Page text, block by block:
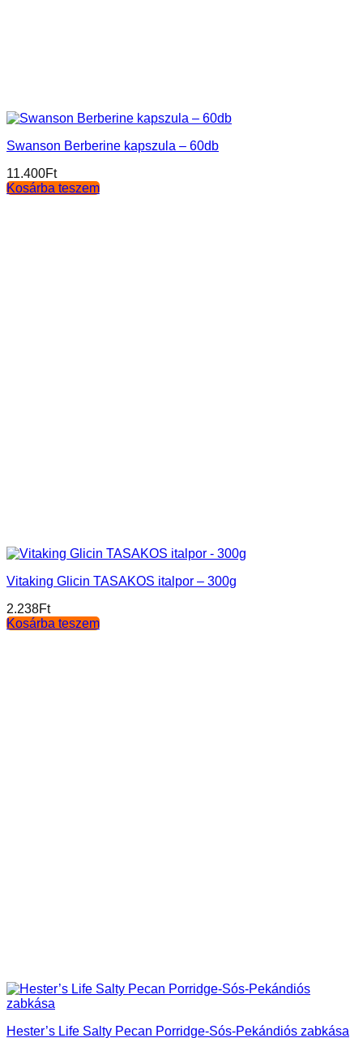
Swanson Berberine kapszula – 60db
11.400Ft
Kosárba teszem
Vitaking Glicin TASAKOS italpor – 300g
2.238Ft
Kosárba teszem
Hester’s Life Salty Pecan Porridge-Sós-Pekándiós zabkása